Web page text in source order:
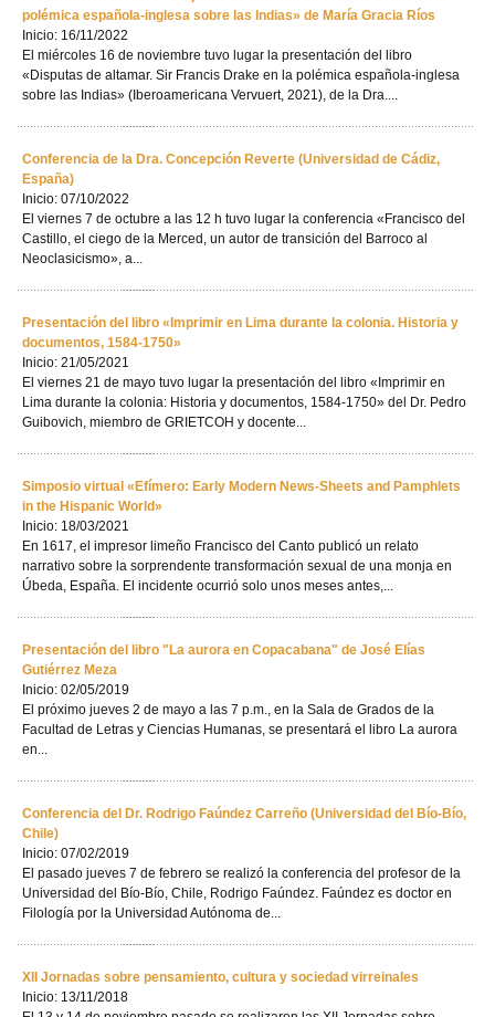
polémica española-inglesa sobre las Indias» de María Gracia Ríos
Inicio: 16/11/2022
El miércoles 16 de noviembre tuvo lugar la presentación del libro
«Disputas de altamar. Sir Francis Drake en la polémica española-inglesa
sobre las Indias» (Iberoamericana Vervuert, 2021), de la Dra....
Conferencia de la Dra. Concepción Reverte (Universidad de Cádiz,
España)
Inicio: 07/10/2022
El viernes 7 de octubre a las 12 h tuvo lugar la conferencia «Francisco del
Castillo, el ciego de la Merced, un autor de transición del Barroco al
Neoclasicismo», a...
Presentación del libro «Imprimir en Lima durante la colonia. Historia y
documentos, 1584-1750»
Inicio: 21/05/2021
El viernes 21 de mayo tuvo lugar la presentación del libro «Imprimir en
Lima durante la colonia: Historia y documentos, 1584-1750» del Dr. Pedro
Guibovich, miembro de GRIETCOH y docente...
Simposio virtual «Efímero: Early Modern News-Sheets and Pamphlets
in the Hispanic World»
Inicio: 18/03/2021
En 1617, el impresor limeño Francisco del Canto publicó un relato
narrativo sobre la sorprendente transformación sexual de una monja en
Úbeda, España. El incidente ocurrió solo unos meses antes,...
Presentación del libro "La aurora en Copacabana" de José Elías
Gutiérrez Meza
Inicio: 02/05/2019
El próximo jueves 2 de mayo a las 7 p.m., en la Sala de Grados de la
Facultad de Letras y Ciencias Humanas, se presentará el libro La aurora
en...
Conferencia del Dr. Rodrigo Faúndez Carreño (Universidad del Bío-Bío,
Chile)
Inicio: 07/02/2019
El pasado jueves 7 de febrero se realizó la conferencia del profesor de la
Universidad del Bío-Bío, Chile, Rodrigo Faúndez. Faúndez es doctor en
Filología por la Universidad Autónoma de...
XII Jornadas sobre pensamiento, cultura y sociedad virreinales
Inicio: 13/11/2018